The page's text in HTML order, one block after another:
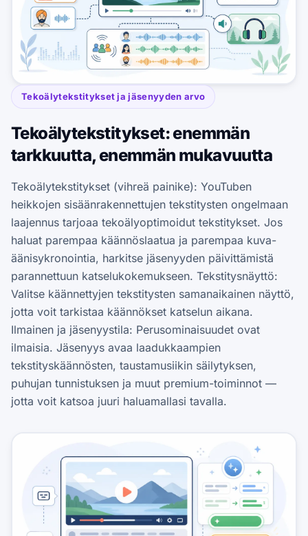
Tekoälytekstitykset ja jäsenyyden arvo
Tekoälytekstitykset: enemmän
tarkkuutta, enemmän mukavuutta
Tekoälytekstitykset (vihreä painike): YouTuben
heikkojen sisäänrakennettujen tekstitysten ongelmaan
laajennus tarjoaa tekoälyoptimoidut tekstitykset. Jos
haluat parempaa käännöslaatua ja parempaa kuva-
äänisykronointia, harkitse jäsenyyden päivittämistä
parannettuun katselukokemukseen. Tekstitysnäyttö:
Valitse käännettyjen tekstitysten samanaikainen näyttö,
jotta voit tarkistaa käännökset katselun aikana.
Ilmainen ja jäsenyystila: Perusominaisuudet ovat
ilmaisia. Jäsenyys avaa laadukkaampien
tekstityskäännösten, taustamusiikin säilytyksen,
puhujan tunnistuksen ja muut premium-toiminnot —
jotta voit katsoa juuri haluamallasi tavalla.